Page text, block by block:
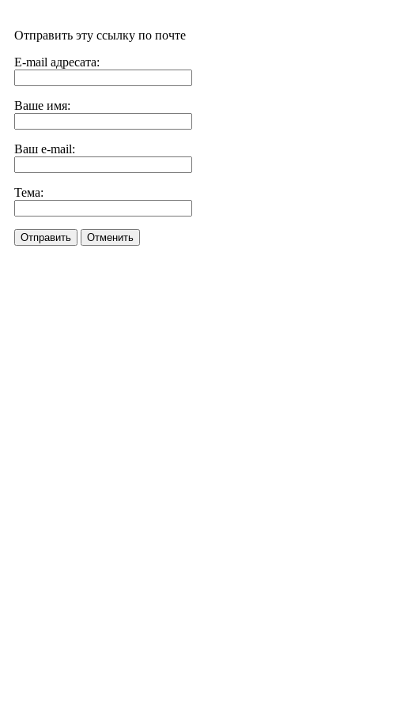
Отправить эту ссылку по почте
E-mail адресата:
Ваше имя:
Ваш e-mail:
Тема:
Отправить Отменить